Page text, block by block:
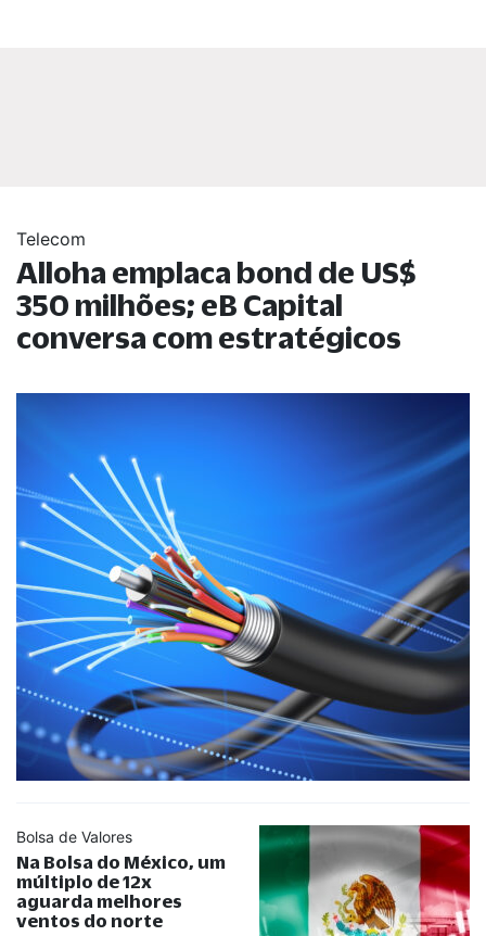
Telecom
Alloha emplaca bond de US$
350 milhões; eB Capital
conversa com estratégicos
Bolsa de Valores
Na Bolsa do México, um
múltiplo de 12x
aguarda melhores
ventos do norte